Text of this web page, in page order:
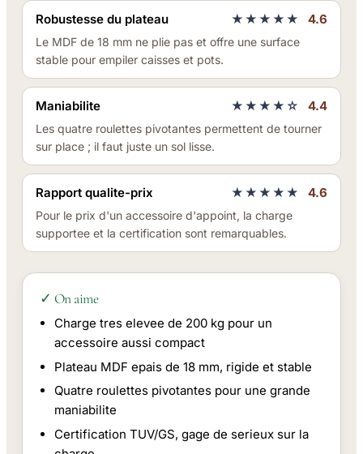
Robustesse du plateau ★★★★★ 4.6
Le MDF de 18 mm ne plie pas et offre une surface
stable pour empiler caisses et pots.
Maniabilite ★★★★☆ 4.4
Les quatre roulettes pivotantes permettent de tourner
sur place ; il faut juste un sol lisse.
Rapport qualite-prix ★★★★★ 4.6
Pour le prix d'un accessoire d'appoint, la charge
supportee et la certification sont remarquables.
✓ On aime
Charge tres elevee de 200 kg pour un
accessoire aussi compact
Plateau MDF epais de 18 mm, rigide et stable
Quatre roulettes pivotantes pour une grande
maniabilite
Certification TUV/GS, gage de serieux sur la